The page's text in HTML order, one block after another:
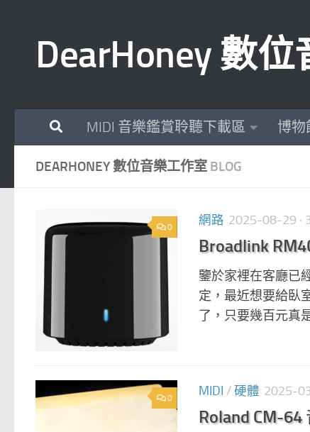
DearHoney 數
MIDI 音樂鑑賞聆聽下載區 博物
DEARHONEY 數位音樂工作室 BLOG
0 網路 2025-08-29 ·
Broadlink
鑒於家裡在客廳已
定，最近想要給臥
了，只要幾百元真
0 MIDI / 硬體 2025-
Roland CM-